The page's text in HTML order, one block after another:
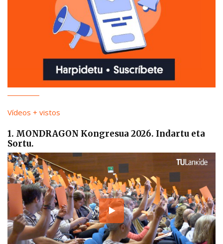
Vídeos + vistos
1. MONDRAGON Kongresua 2026. Indartu eta
Sortu.